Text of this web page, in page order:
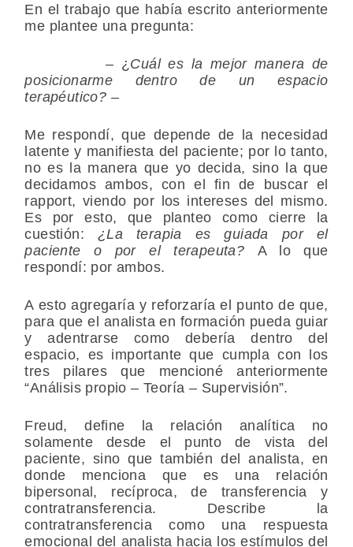
En el trabajo que había escrito anteriormente
me plantee una pregunta:
– ¿ Cuál es la mejor manera de
posicionarme dentro de un espacio
terapéutico? –
Me respondí, que depende de la necesidad
latente y manifiesta del paciente; por lo tanto,
no es la manera que yo decida, sino la que
decidamos ambos, con el fin de buscar el
rapport, viendo por los intereses del mismo.
Es por esto, que planteo como cierre la
cuestión: ¿La terapia es guiada por el
paciente o por el terapeuta? A lo que
respondí: por ambos.
A esto agregaría y reforzaría el punto de que,
para que el analista en formación pueda guiar
y adentrarse como debería dentro del
espacio, es importante que cumpla con los
tres pilares que mencioné anteriormente
“Análisis propio – Teoría – Supervisión”.
Freud, define la relación analítica no
solamente desde el punto de vista del
paciente, sino que también del analista, en
donde menciona que es una relación
bipersonal, recíproca, de transferencia y
contratransferencia. Describe la
contratransferencia como una respuesta
emocional del analista hacia los estímulos del